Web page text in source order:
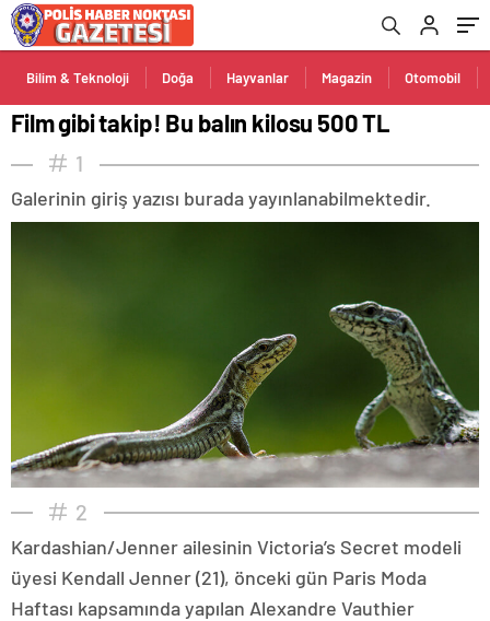
Bilim & Teknoloji Doğa Hayvanlar Magazin Otomobil
Film gibi takip! Bu balın kilosu 500 TL
1
Galerinin giriş yazısı burada yayınlanabilmektedir.
2
Kardashian/Jenner ailesinin Victoria’s Secret modeli
üyesi Kendall Jenner (21), önceki gün Paris Moda
Haftası kapsamında yapılan Alexandre Vauthier